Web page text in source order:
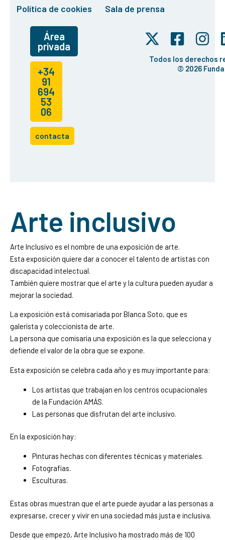
Política de cookies
Sala de prensa
Área
privada
+34
91
694
53
06
contacta
Todos los derechos
© 2026
Arte inclusivo
Arte Inclusivo es el nombre de una exposición de arte.
Esta exposición quiere dar a conocer el talento de artistas con
discapacidad intelectual.
También quiere mostrar que el arte y la cultura pueden ayudar a
mejorar la sociedad.
La exposición está comisariada por Blanca Soto, que es
galerista y coleccionista de arte.
La persona que comisaria una exposición es la que selecciona y
defiende el valor de la obra que se expone.
Esta exposición se celebra cada año y es muy importante para:
Los artistas que trabajan en los centros ocupacionales
de la Fundación AMÁS.
Las personas que disfrutan del arte inclusivo.
En la exposición hay:
Pinturas hechas con diferentes técnicas y materiales.
Fotografías.
Esculturas.
Estas obras muestran que el arte puede ayudar a las personas a
expresarse, crecer y vivir en una sociedad más justa e inclusiva.
Desde que empezó, Arte Inclusivo ha mostrado más de 100